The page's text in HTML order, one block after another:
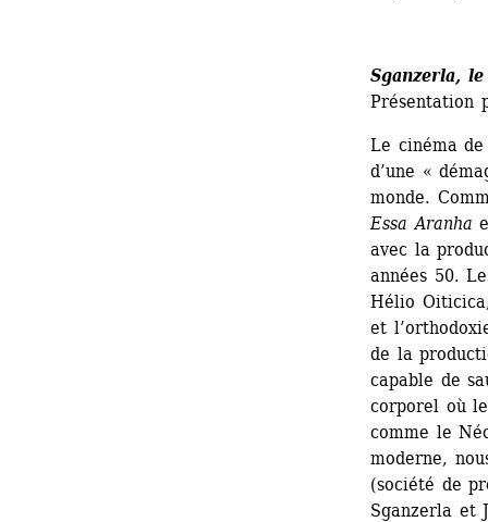
Sganzerla,
Présentation
Le cinéma
d’une «
monde.
Essa Aranha
avec la
années 50.
Hélio
et
de la
capable de
corporel où
comme le
moderne,
(société de
Sganzerla et